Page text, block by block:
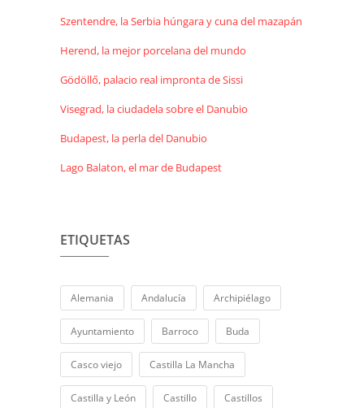
Szentendre, la Serbia húngara y cuna del mazapán
Herend, la mejor porcelana del mundo
Gödöllő, palacio real impronta de Sissi
Visegrad, la ciudadela sobre el Danubio
Budapest, la perla del Danubio
Lago Balaton, el mar de Budapest
ETIQUETAS
Alemania Andalucía Archipiélago
Ayuntamiento Barroco Buda
Casco viejo Castilla La Mancha
Castilla y León Castillo Castillos